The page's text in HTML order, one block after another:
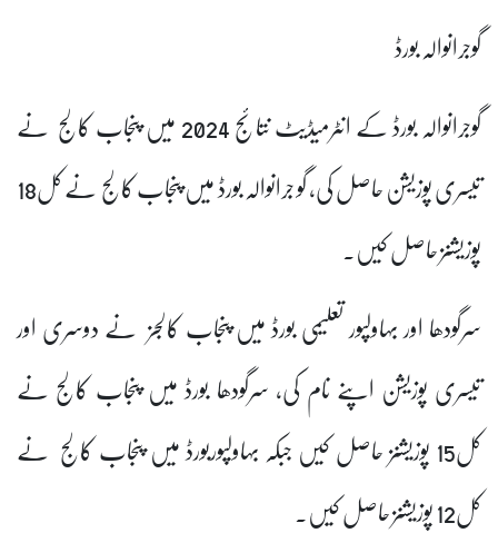
گوجرانوالہ بورڈ
گوجرانوالہ بورڈ کے انٹرمیڈیٹ نتائج 2024 میں پنجاب کالج نے
تیسری پوزیشن حاصل کی، گو جرانوالہ بورڈ میں پنجاب کالج نے کل18
پوزیشنز حاصل کیں۔
سرگودھا اور بہاولپور تعلیمی بورڈ میں پنجاب کالجز نے دوسری اور
تیسری پوزیشن اپنے نام کی، سرگودھا بورڈ میں پنجاب کالج نے
کل15 پوزیشنز حاصل کیں جبکہ بہاولپوربورڈ میں پنجاب کالج نے
کل12 پوزیشنز حاصل کیں۔